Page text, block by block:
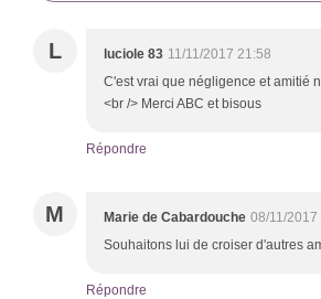
L luciole 83 11/11/2017 21:58
C'est vrai que négligence et amitié
<br /> Merci ABC et bisous
Répondre
M Marie de Cabardouche 08/11/2017
Souhaitons lui de croiser d'autres
Répondre